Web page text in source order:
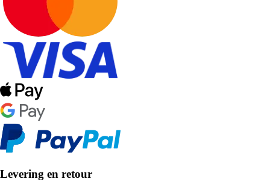
Levering en retour